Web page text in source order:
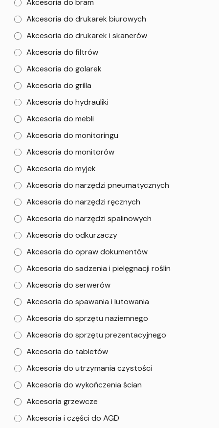
Akcesoria do bram
Akcesoria do drukarek biurowych
Akcesoria do drukarek i skanerów
Akcesoria do filtrów
Akcesoria do golarek
Akcesoria do grilla
Akcesoria do hydrauliki
Akcesoria do mebli
Akcesoria do monitoringu
Akcesoria do monitorów
Akcesoria do myjek
Akcesoria do narzędzi pneumatycznych
Akcesoria do narzędzi ręcznych
Akcesoria do narzędzi spalinowych
Akcesoria do odkurzaczy
Akcesoria do opraw dokumentów
Akcesoria do sadzenia i pielęgnacji roślin
Akcesoria do serwerów
Akcesoria do spawania i lutowania
Akcesoria do sprzętu naziemnego
Akcesoria do sprzętu prezentacyjnego
Akcesoria do tabletów
Akcesoria do utrzymania czystości
Akcesoria do wykończenia ścian
Akcesoria grzewcze
Akcesoria i części do AGD